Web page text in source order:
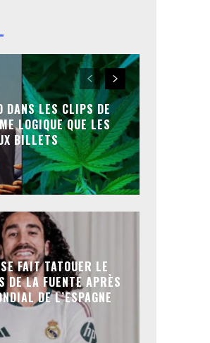
DANS LES CLIPS DE
LOGIQUE QUE LES
BILLETS
FAIT TATOUER LE
DE LA FUENTE APRÈS
DE L’ESPAGNE